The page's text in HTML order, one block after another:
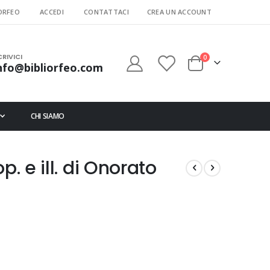
ACCEDI CONTATTACI CREA UN ACCOUNT
Cart
0elementi
CHI SIAMO
e ill. di Onorato